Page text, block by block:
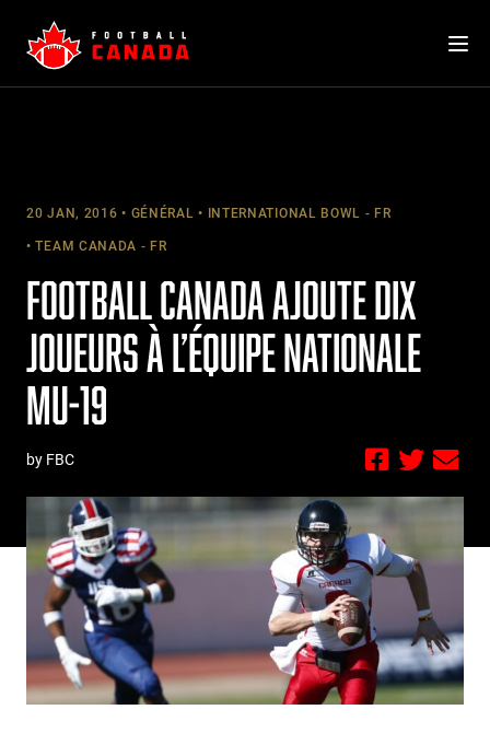
content
20 JAN, 2016 GÉNÉRAL INTERNATIONAL BOWL - FR
TEAM CANADA - FR
FOOTBALL CANADA AJOUTE DIX
JOUEURS À L’ÉQUIPE NATIONALE
MU-19
by FBC